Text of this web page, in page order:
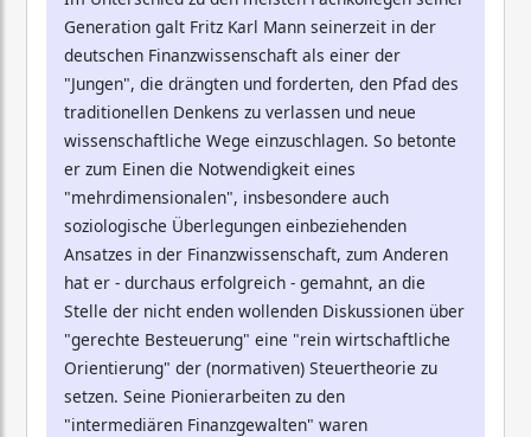
Generation galt Fritz Karl Mann seinerzeit in der
deutschen Finanzwissenschaft als einer der
"Jungen", die drängten und forderten, den Pfad des
traditionellen Denkens zu verlassen und neue
wissenschaftliche Wege einzuschlagen. So betonte
er zum Einen die Notwendigkeit eines
"mehrdimensionalen", insbesondere auch
soziologische Überlegungen einbeziehenden
Ansatzes in der Finanzwissenschaft, zum Anderen
hat er - durchaus erfolgreich - gemahnt, an die
Stelle der nicht enden wollenden Diskussionen über
"gerechte Besteuerung" eine "rein wirtschaftliche
Orientierung" der (normativen) Steuertheorie zu
setzen. Seine Pionierarbeiten zu den
"intermediären Finanzgewalten" waren